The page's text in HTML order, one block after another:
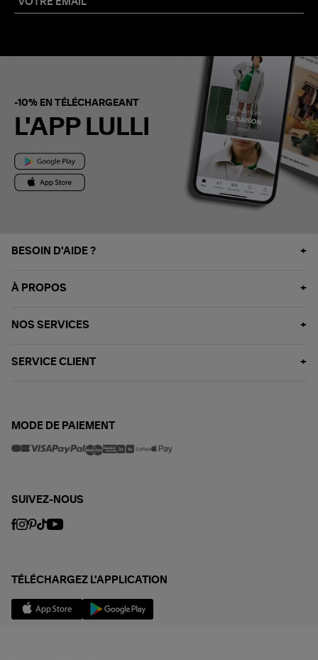
-10% EN TÉLÉCHARGEANT
L'APP LULLI
BESOIN D'AIDE ?
À PROPOS
NOS SERVICES
SERVICE CLIENT
MODE DE PAIEMENT
SUIVEZ-NOUS
TÉLÉCHARGEZ L'APPLICATION